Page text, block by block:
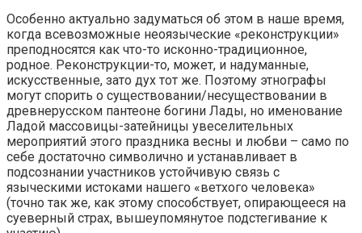
Особенно актуально задуматься об этом в наше время,
когда всевозможные неоязыческие «реконструкции»
преподносятся как что-то исконно-традиционное,
родное. Реконструкции-то, может, и надуманные,
искусственные, зато дух тот же. Поэтому этнографы
могут спорить о существовании/несуществовании в
древнерусском пантеоне богини Лады, но именование
Ладой массовицы-затейницы увеселительных
мероприятий этого праздника весны и любви – само по
себе достаточно символично и устанавливает в
подсознании участников устойчивую связь с
языческими истоками нашего «ветхого человека»
(точно так же, как этому способствует, опирающееся на
суеверный страх, вышеупомянутое подстегивание к